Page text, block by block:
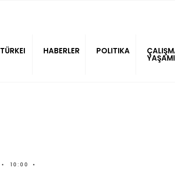
TÜRKEI HABERLER POLITIKA
YAŞAMI
• 10:00 •